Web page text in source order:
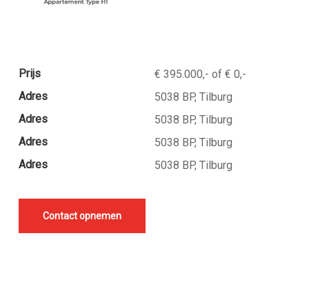
Prijs
€ 395.000,- of € 0,-
Adres
5038 BP, Tilburg
Adres
5038 BP, Tilburg
Adres
5038 BP, Tilburg
Adres
5038 BP, Tilburg
Contact opnemen